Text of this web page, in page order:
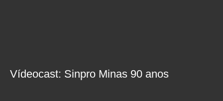
Vídeocast: Sinpro Minas 90 anos